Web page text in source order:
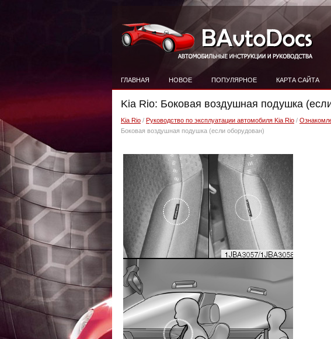
ГЛАВНАЯ НОВОЕ ПОПУЛЯРНОЕ КАРТА САЙТА
Kia Rio: Боковая воздушная подушка
Kia Rio / Руководство по эксплуатации автомобиля Kia Rio /
Боковая воздушная подушка (если оборудован)